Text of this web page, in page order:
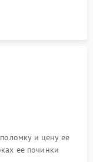
и цену ее
ее починки